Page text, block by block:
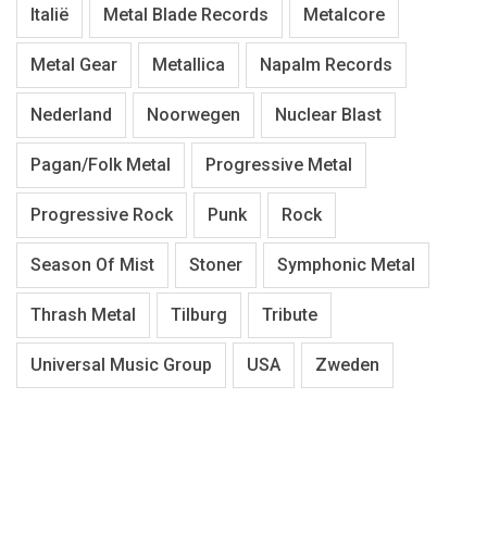
Italië Metal Blade Records Metalcore
Metal Gear Metallica Napalm Records
Nederland Noorwegen Nuclear Blast
Pagan/Folk Metal Progressive Metal
Progressive Rock Punk Rock
Season Of Mist Stoner Symphonic Metal
Thrash Metal Tilburg Tribute
Universal Music Group USA Zweden